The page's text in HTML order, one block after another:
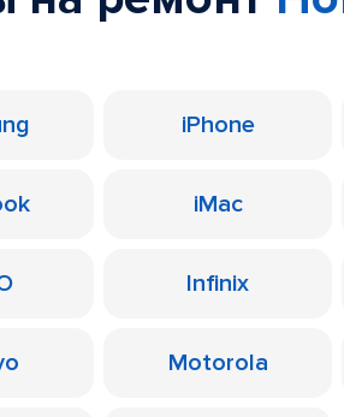
iPhone
iMac
Infinix
Motorola